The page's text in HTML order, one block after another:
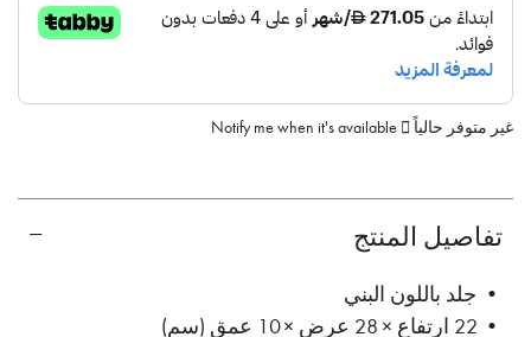
غير متوفر حالياً Notify me when it's available
تفاصيل المنتج
• جلد باللون البني
• 22 ارتفاع × 28 عرض × 10 عمق (سم)